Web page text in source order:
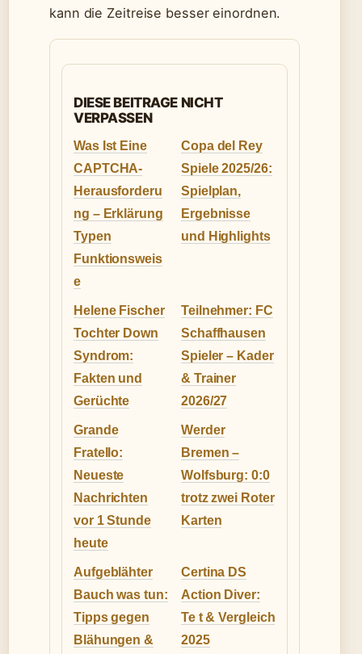
kann die Zeitreise besser einordnen.
DIESE BEITRAGE NICHT
VERPASSEN
Was Ist Eine
CAPTCHA-
Herausforderu
ng – Erklärung
Typen
Funktionsweis
e
Copa del Rey
Spiele 2025/26:
Spielplan,
Ergebnisse
und Highlights
Helene Fischer
Tochter Down
Syndrom:
Fakten und
Gerüchte
Teilnehmer: FC
Schaffhausen
Spieler – Kader
& Trainer
2026/27
Grande
Fratello:
Neueste
Nachrichten
vor 1 Stunde
heute
Werder
Bremen –
Wolfsburg: 0:0
trotz zwei Roter
Karten
Aufgeblähter
Bauch was tun:
Tipps gegen
Blähungen &
Certina DS
Action Diver:
Te t & Vergleich
2025